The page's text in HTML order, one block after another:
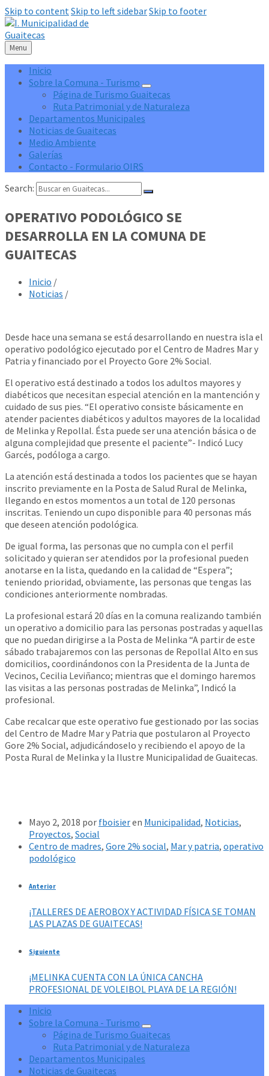
Skip to contentSkip to left sidebarSkip to footer
Menu
Inicio
Sobre la Comuna - Turismo
Página de Turismo Guaitecas
Ruta Patrimonial y de Naturaleza
Departamentos Municipales
Noticias de Guaitecas
Medio Ambiente
Galerías
Contacto - Formulario OIRS
Search:
OPERATIVO PODOLÓGICO SE
DESARROLLA EN LA COMUNA DE
GUAITECAS
Inicio /
Noticias /
Desde hace una semana se está desarrollando en nuestra isla el
operativo podológico ejecutado por el Centro de Madres Mar y
Patria y financiado por el Proyecto Gore 2% Social.
El operativo está destinado a todos los adultos mayores y
diabéticos que necesitan especial atención en la mantención y
cuidado de sus pies. “El operativo consiste básicamente en
atender pacientes diabéticos y adultos mayores de la localidad
de Melinka y Repollal. Ésta puede ser una atención básica o de
alguna complejidad que presente el paciente”- Indicó Lucy
Garcés, podóloga a cargo.
La atención está destinada a todos los pacientes que se hayan
inscrito previamente en la Posta de Salud Rural de Melinka,
llegando en estos momentos a un total de 120 personas
inscritas. Teniendo un cupo disponible para 40 personas más
que deseen atención podológica.
De igual forma, las personas que no cumpla con el perfil
solicitado y quieran ser atendidos por la profesional pueden
anotarse en la lista, quedando en la calidad de “Espera”;
teniendo prioridad, obviamente, las personas que tengas las
condiciones anteriormente nombradas.
La profesional estará 20 días en la comuna realizando también
un operativo a domicilio para las personas postradas y aquellas
que no puedan dirigirse a la Posta de Melinka “A partir de este
sábado trabajaremos con las personas de Repollal Alto en sus
domicilios, coordinándonos con la Presidenta de la Junta de
Vecinos, Cecilia Leviñanco; mientras que el domingo haremos
las visitas a las personas postradas de Melinka”, Indicó la
profesional.
Cabe recalcar que este operativo fue gestionado por las socias
del Centro de Madre Mar y Patria que postularon al Proyecto
Gore 2% Social, adjudicándoselo y recibiendo el apoyo de la
Posta Rural de Melinka y la Ilustre Municipalidad de Guaitecas.
Mayo 2, 2018 por fboisieren Municipalidad, Noticias,
Proyectos, Social
Centro de madres, Gore 2% social, Mar y patria, operativo
podológico
Anterior
¡TALLERES DE AEROBOX Y ACTIVIDAD FÍSICA SE TOMAN
LAS PLAZAS DE GUAITECAS!
Siguiente
¡MELINKA CUENTA CON LA ÚNICA CANCHA
PROFESIONAL DE VOLEIBOL PLAYA DE LA REGIÓN!
Inicio
Sobre la Comuna - Turismo
Página de Turismo Guaitecas
Ruta Patrimonial y de Naturaleza
Departamentos Municipales
Noticias de Guaitecas